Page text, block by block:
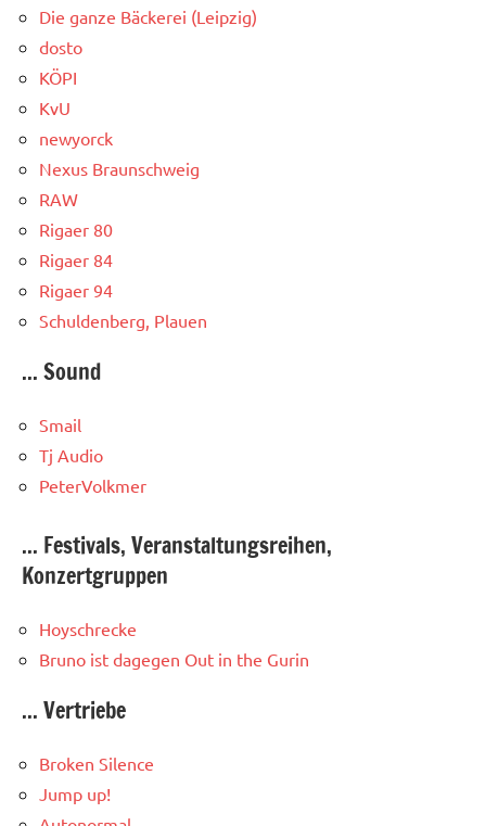
Die ganze Bäckerei (Leipzig)
dosto
KÖPI
KvU
newyorck
Nexus Braunschweig
RAW
Rigaer 80
Rigaer 84
Rigaer 94
Schuldenberg, Plauen
... Sound
Smail
Tj Audio
PeterVolkmer
... Festivals, Veranstaltungsreihen,
Konzertgruppen
Hoyschrecke
Bruno ist dagegen Out in the Gurin
... Vertriebe
Broken Silence
Jump up!